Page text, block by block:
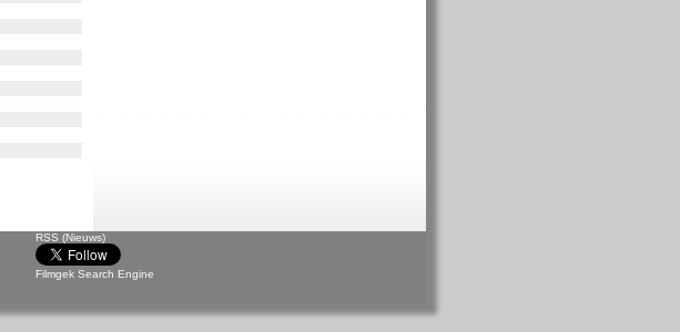
RSS (Nieuws)
Filmgek Search Engine